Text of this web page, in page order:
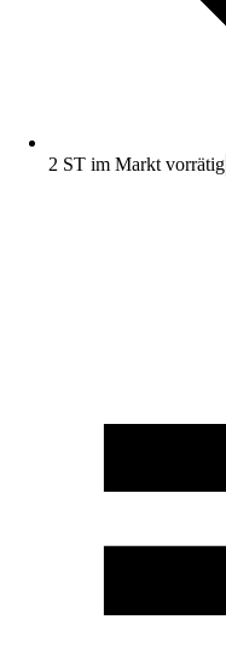
2 ST im Markt vorrätig